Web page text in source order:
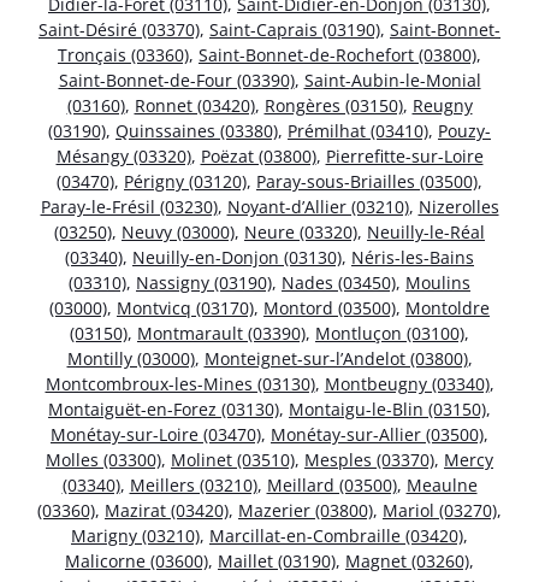
Saint-Désiré (03370), Saint-Caprais (03190), Saint-Bonnet-
Tronçais (03360), Saint-Bonnet-de-Rochefort (03800),
Saint-Bonnet-de-Four (03390), Saint-Aubin-le-Monial
(03160), Ronnet (03420), Rongères (03150), Reugny
(03190), Quinssaines (03380), Prémilhat (03410), Pouzy-
Mésangy (03320), Poëzat (03800), Pierrefitte-sur-Loire
(03470), Périgny (03120), Paray-sous-Briailles (03500),
Paray-le-Frésil (03230), Noyant-d’Allier (03210), Nizerolles
(03250), Neuvy (03000), Neure (03320), Neuilly-le-Réal
(03340), Neuilly-en-Donjon (03130), Néris-les-Bains
(03310), Nassigny (03190), Nades (03450), Moulins
(03000), Montvicq (03170), Montord (03500), Montoldre
(03150), Montmarault (03390), Montluçon (03100),
Montilly (03000), Monteignet-sur-l’Andelot (03800),
Montcombroux-les-Mines (03130), Montbeugny (03340),
Montaiguët-en-Forez (03130), Montaigu-le-Blin (03150),
Monétay-sur-Loire (03470), Monétay-sur-Allier (03500),
Molles (03300), Molinet (03510), Mesples (03370), Mercy
(03340), Meillers (03210), Meillard (03500), Meaulne
(03360), Mazirat (03420), Mazerier (03800), Mariol (03270),
Marigny (03210), Marcillat-en-Combraille (03420),
Malicorne (03600), Maillet (03190), Magnet (03260),